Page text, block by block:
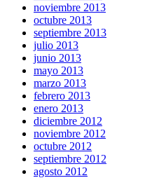
noviembre 2013
octubre 2013
septiembre 2013
julio 2013
junio 2013
mayo 2013
marzo 2013
febrero 2013
enero 2013
diciembre 2012
noviembre 2012
octubre 2012
septiembre 2012
agosto 2012